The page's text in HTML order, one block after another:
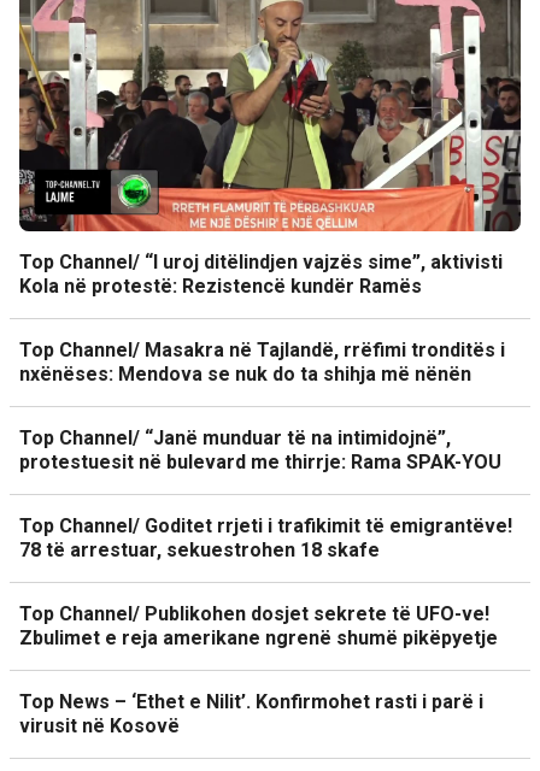
Top Channel/ “I uroj ditëlindjen vajzës sime”, aktivisti
Kola në protestë: Rezistencë kundër Ramës
Top Channel/ Masakra në Tajlandë, rrëfimi tronditës i
nxënëses: Mendova se nuk do ta shihja më nënën
Top Channel/ “Janë munduar të na intimidojnë”,
protestuesit në bulevard me thirrje: Rama SPAK-YOU
Top Channel/ Goditet rrjeti i trafikimit të emigrantëve!
78 të arrestuar, sekuestrohen 18 skafe
Top Channel/ Publikohen dosjet sekrete të UFO-ve!
Zbulimet e reja amerikane ngrenë shumë pikëpyetje
Top News – ‘Ethet e Nilit’. Konfirmohet rasti i parë i
virusit në Kosovë